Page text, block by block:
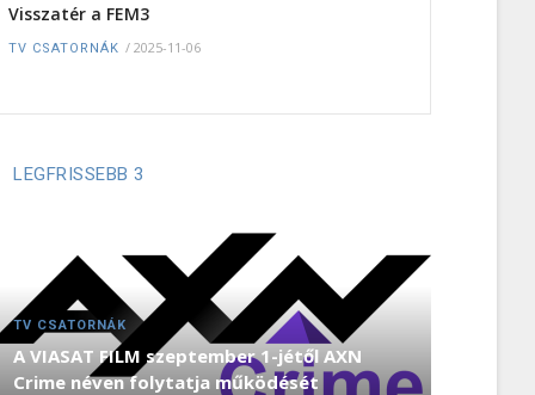
Visszatér a FEM3
TV CSATORNÁK / 2025-11-06
LEGFRISSEBB 3
TV CSATORNÁK
A VIASAT FILM szeptember 1-jétől AXN
Crime néven folytatja működését